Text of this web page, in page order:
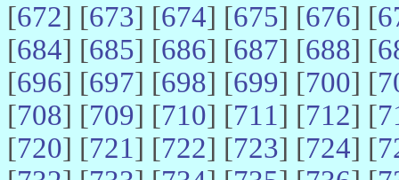
[672] [673] [674] [675] [676] [
[684] [685] [686] [687] [688] [
[696] [697] [698] [699] [700] [
[708] [709] [710] [711] [712] [
[720] [721] [722] [723] [724] [